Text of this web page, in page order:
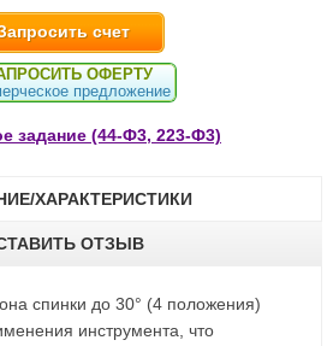
счет
ОФЕРТУ
предложение
задание (44-Ф3, 223-Ф3)
ХАРАКТЕРИСТИКИ
ОТЗЫВ
спинки до 30° (4 положения)
инструмента, что